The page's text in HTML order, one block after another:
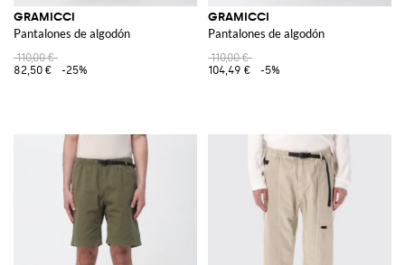
GRAMICCI
Pantalones de algodón
110,00 €
82,50 €
-25%
GRAMICCI
Pantalones de algodón
110,00 €
104,49 €
-5%